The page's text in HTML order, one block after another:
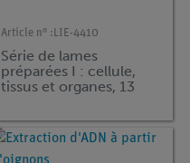
Article n° : LIE-4410
Série de lames
préparées I : cellule,
tissus et organes, 13